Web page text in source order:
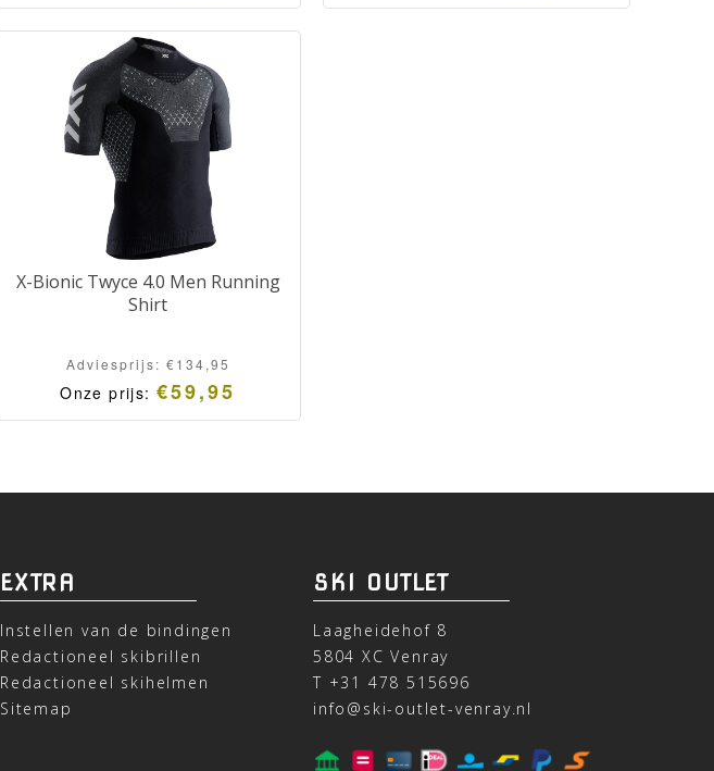
X-Bionic Twyce 4.0 Men Running
Shirt
Adviesprijs: €134,95
Onze prijs:€59,95
EXTRA
Instellen van de bindingen
Redactioneel skibrillen
Redactioneel skihelmen
Sitemap
SKI OUTLET
Laagheidehof 8
5804 XC Venray
T +31 478 515696
info@ski-outlet-venray.nl